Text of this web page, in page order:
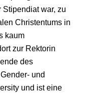
war, zu
Christentums in
kaum
zur Rektorin
des
und
und ist eine